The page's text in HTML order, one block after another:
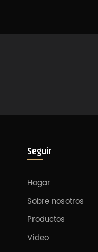
Seguir
Hogar
Sobre nosotros
Productos
Video